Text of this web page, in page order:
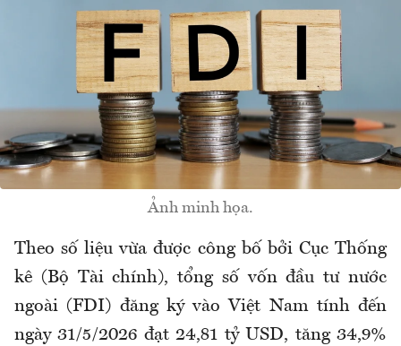
Ảnh minh họa.
Theo số liệu vừa được công bố bởi Cục Thống
kê (Bộ Tài chính), tổng số vốn đầu tư nước
ngoài (FDI) đăng ký vào Việt Nam tính đến
ngày 31/5/2026 đạt 24,81 tỷ USD, tăng 34,9%